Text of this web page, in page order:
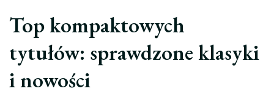
Top kompaktowych
tytułów: sprawdzone klasyki
i nowości